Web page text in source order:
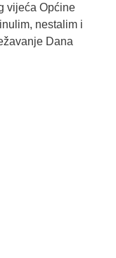
vijeća Općine
nestalim i
Dana